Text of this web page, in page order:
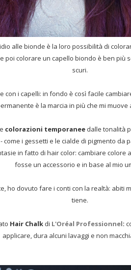
alle bionde è la loro possibilità di
poi colorare un capello biondo è ben più
scuri.
con i capelli: in fondo è così facile
è la marcia in più che mi muove
colorazioni temporanee dalle tonalità
come i gessetti e le cialde di pigmento da
in fatto di hair color: cambiare colore
fosse un accessorio e in base al mio
ho dovuto fare i conti con la realtà: abiti
tiene.
Hair Chalk di L'Oréal Professionnel:
applicare, dura alcuni lavaggi e non